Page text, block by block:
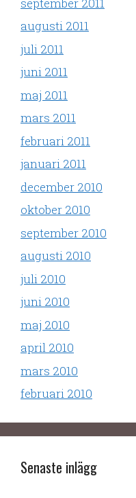
augusti 2011
juli 2011
juni 2011
maj 2011
mars 2011
februari 2011
januari 2011
december 2010
oktober 2010
september 2010
augusti 2010
juli 2010
juni 2010
maj 2010
april 2010
mars 2010
februari 2010
Senaste inlägg